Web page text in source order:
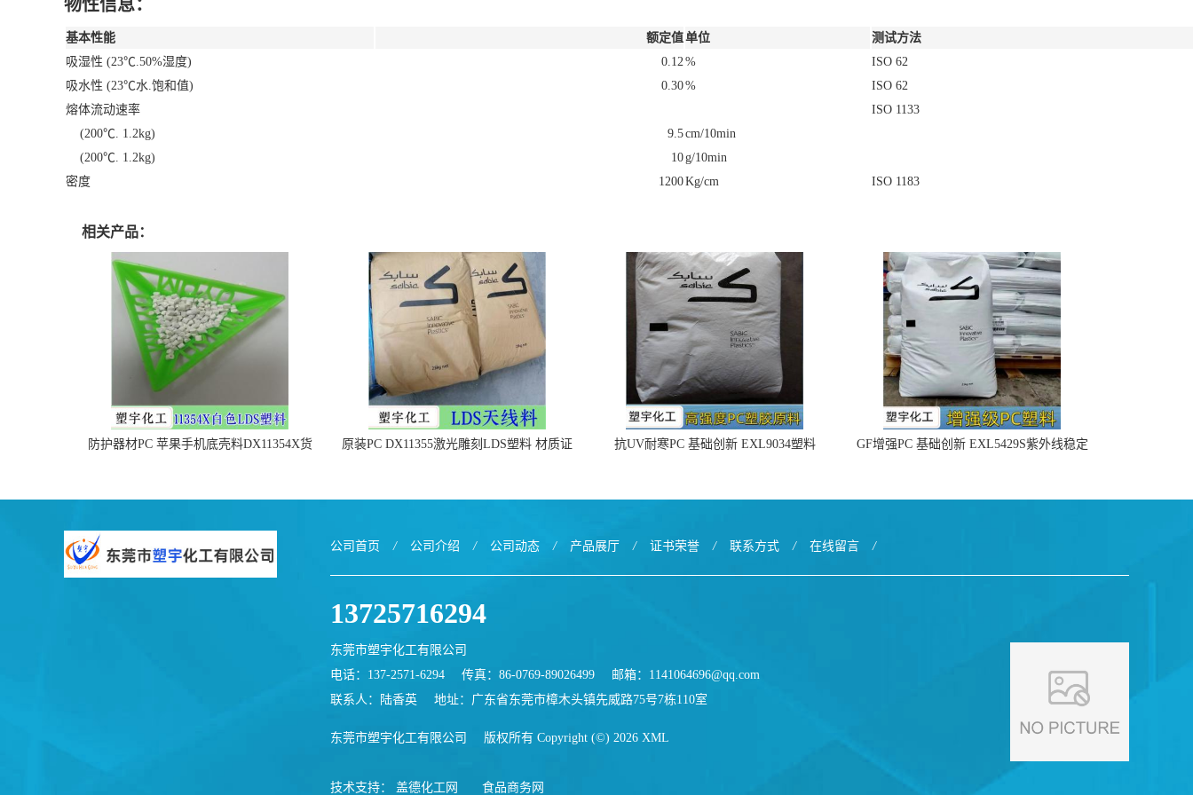
物性信息：
基本性能 额定值单位
测试方法
吸湿性 (23℃.50%湿度)
0.12%
ISO 62
吸水性 (23℃水.饱和值)
0.30%
ISO 62
熔体流动速率
ISO 1133
(200℃. 1.2kg)
9.5cm/10min
(200℃. 1.2kg)
10g/10min
密度
1200Kg/cm ISO 1183
相关产品：
防护器材PC 苹果手机底壳料DX11354X货
原装PC DX11355激光雕刻LDS塑料 材质证
抗UV耐寒PC 基础创新 EXL9034塑料
GF增强PC 基础创新 EXL5429S紫外线稳定
公司首页 / 公司介绍 / 公司动态 / 产品展厅 / 证书荣誉 / 联系方式 / 在线留言 /
13725716294
东莞市塑宇化工有限公司
电话：137-2571-6294
传真：86-0769-89026499 邮箱： 1141064696@qq.com
联系人：陆香英
地址：广东省东莞市樟木头镇先威路75号7栋110室
东莞市塑宇化工有限公司 版权所有 Copyright (©) 2026 XML
技术支持： 盖德化工网 食品商务网